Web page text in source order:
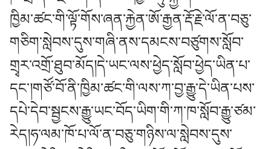
ཁྱིམ་ཚང་གི་ལྟོ་གོས་ཞན་རྐྱེན་ཨོ་རྒྱན་རྡོ་རྗེ་ལོ་ན་བཅུ་
གཅིག་སླེབས་དུས་གཞི་ནས་དམངས་བཙུགས་སློབ་
གྲྭར་འགྲོ་ཐུབ་མོད།དེ་ཡང་ལས་ཕྱེད་སློབ་ཕྱེད་ཡིན་པ་
དང་།གཙོ་བོ་ནི་ཁྱིམ་ཚང་གི་ལས་ཀ་བྱ་རྒྱུ་དེ་ཡིན་པས་
དཔེ་དེབ་སྦྱངས་རྒྱུ་ཡང་བོད་ཡིག་གི་ཀ་ཁ་སློབ་རྒྱུ་ཙམ་
རེད།ཧ་ལམ་ཁོ་པ་ལོ་ན་བཅུ་གཉིས་ལ་སླེབས་དུས་